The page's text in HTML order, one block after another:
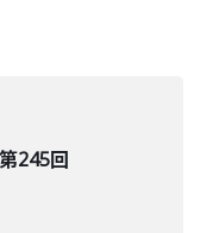
245回